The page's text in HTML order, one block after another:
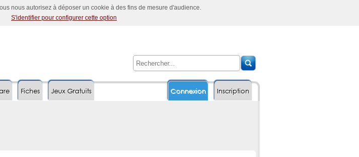
nous autorisez à déposer un cookie à des fins de mesure d'audience.
S'identifier pour configurer cette option
Inscription
Fiches Connexion
Jeux Gratuits